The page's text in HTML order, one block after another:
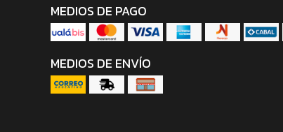
MEDIOS DE PAGO
MEDIOS DE ENVÍO